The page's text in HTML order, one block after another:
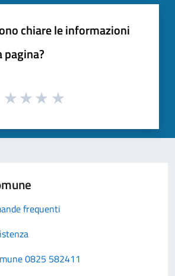
chiare le informazioni
pagina?
frequenti
0825 582411